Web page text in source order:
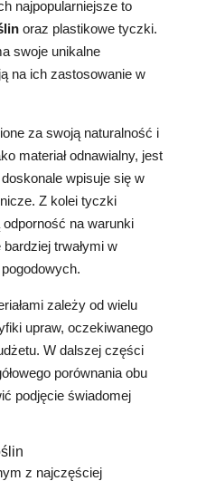
najpopularniejsze to
oraz plastikowe tyczki.
swoje unikalne
na ich zastosowanie w
za swoją naturalność i
materiał odnawialny, jest
wpisuje się w
Z kolei tyczki
na warunki
trwałymi w
zależy od wielu
upraw, oczekiwanego
W dalszej części
porównania obu
podjęcie świadomej
z najczęściej